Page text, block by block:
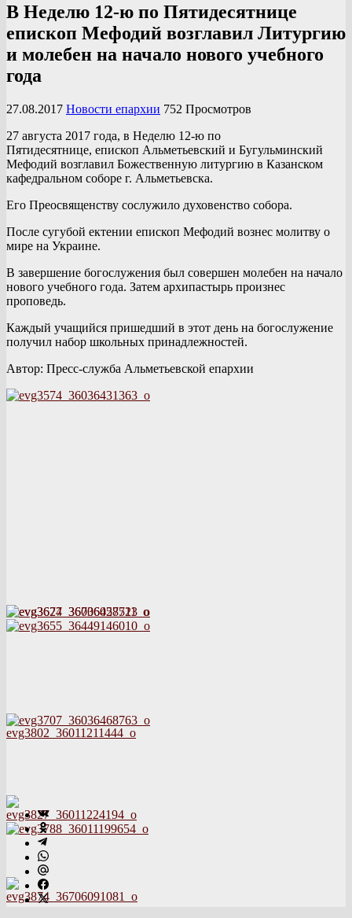
В Неделю 12-ю по Пятидесятнице
епископ Мефодий возглавил Литургию
и молебен на начало нового учебного
года
27.08.2017 Новости епархии 752 Просмотров
27 августа 2017 года, в Неделю 12-ю по
Пятидесятнице, епископ Альметьевский и Бугульминский
Мефодий возглавил Божественную литургию в Казанском
кафедральном соборе г. Альметьевска.
Его Преосвященству сослужило духовенство собора.
После сугубой ектении епископ Мефодий вознес молитву о
мире на Украине.
В завершение богослужения был совершен молебен на начало
нового учебного года. Затем архипастырь произнес
проповедь.
Каждый учащийся пришедший в этот день на богослужение
получил набор школьных принадлежностей.
Автор: Пресс-служба Альметьевской епархии